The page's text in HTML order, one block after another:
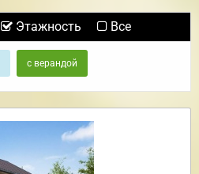
Этажность Все
с верандой